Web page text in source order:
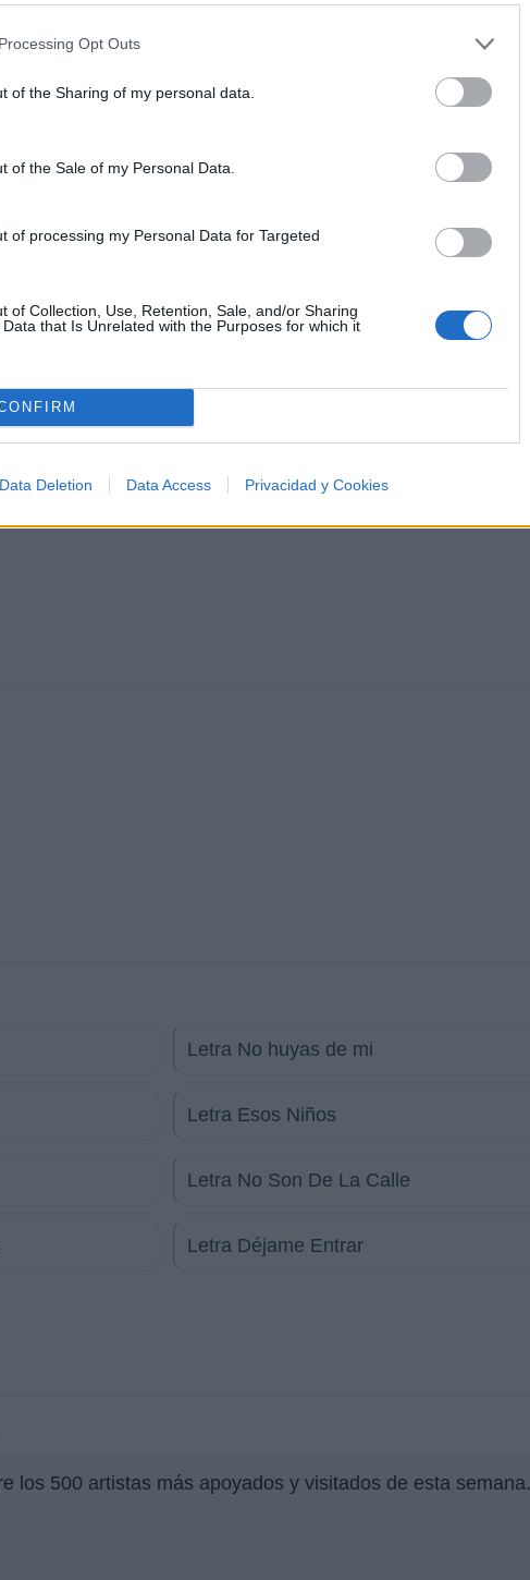
Opt Outs
of the Sharing of my personal data.
of the Sale of my Personal Data.
of processing my Personal Data for Targeted
of Collection, Use, Retention, Sale, and/or Sharing
that Is Unrelated with the Purposes for which it
Data Deletion Data Access Privacidad y Cookies
no huyas no huyas de mi.
Girando, girando por ti,
Letra No huyas de mi
Letra Esos Niños
Letra No Son De La Calle
Letra Déjame Entrar
los 500 artistas más apoyados y visitados de esta semana.